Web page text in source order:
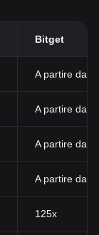
Bitget
A partire dallo
A partire
A partire dallo
A partire
125x